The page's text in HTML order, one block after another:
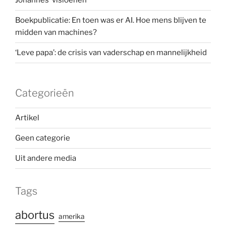
Boekpublicatie: En toen was er AI. Hoe mens blijven te
midden van machines?
‘Leve papa’: de crisis van vaderschap en mannelijkheid
Categorieën
Artikel
Geen categorie
Uit andere media
Tags
abortus amerika